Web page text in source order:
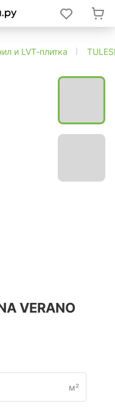
и LVT-плитка
VERANO
м²